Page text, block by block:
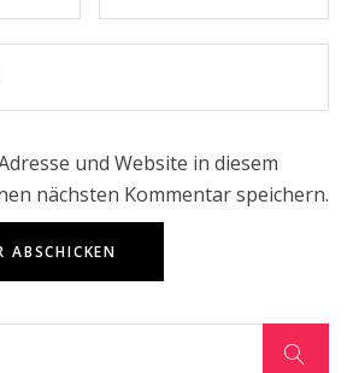
und Website in diesem
nächsten Kommentar speichern.